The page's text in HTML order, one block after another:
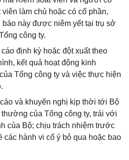
viên làm chủ hoặc có cổ phần,
này được niêm yết tại trụ sở
công ty.
định kỳ hoặc đột xuất theo
kết quả hoạt động kinh
Tổng công ty và việc thực hiện
và khuyến nghị kịp thời tới Bộ
của Tổng công ty, trái với
của Bộ; chịu trách nhiệm trước
các hành vi cố ý bỏ qua hoặc bao